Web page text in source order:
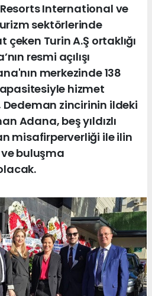
International ve
sektörlerinde
çeken Turin A.Ş ortaklığı
resmi açılışı
merkezinde 138
hizmet
zincirinin ildeki
Adana, beş yıldızlı
misafirperverliği ile ilin
buluşma